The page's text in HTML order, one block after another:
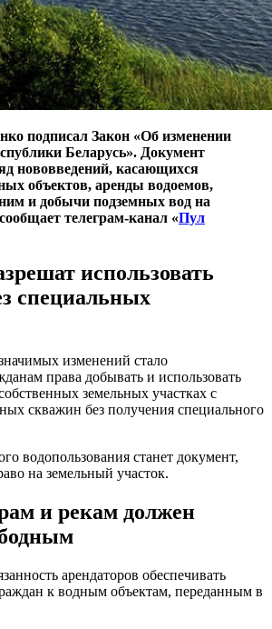
подписал Закон «Об изменении
Беларусь». Документ
нововведений, касающихся
объектов, аренды водоемов,
и добычи подземных вод на
телеграм-канал «Пул
использовать
специальных
изменений стало
права добывать и использовать
земельных участках с
скважин без получения специального
водопользования станет документ,
на земельный участок.
и рекам должен
арендаторов обеспечивать
к водным объектам, переданным в